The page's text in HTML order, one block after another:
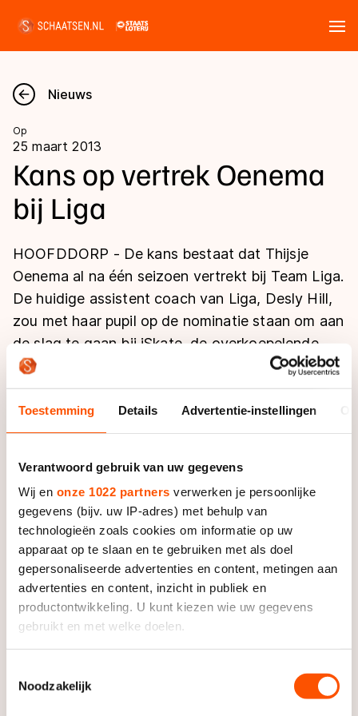
Toestemming Details Advertentie-instellingen
Verantwoord gebruik van uw gegevens
Wij en onze 1022 partners verwerken je persoonlijke
gegevens (bijv. uw IP-adres) met behulp van
technologieën zoals cookies om informatie op uw
apparaat op te slaan en te gebruiken met als doel
gepersonaliseerde advertenties en content, metingen aan
advertenties en content, inzicht in publiek en
productontwikkeling. U kunt kiezen wie uw gegevens
gebruikt en met welke doelen.
Informatie verzamelen over uw geografische locatie,
Noodzakelijk
Nieuws
Kalender
Disciplines
Langebaan
Shorttrack
Inlineskaten
Kunstschaatsen
Schoonrijden
Natuurijs
Uitslagen
Langebaan
Shorttrack
Kunstschaatsen
Tijden & historie
Ranglijsten Langebaan
Persoonlijke records & tijden
Historie & statistiek
De weg op
Waar kan ik schaatsen en skaten?
Schaatsfans
Evenementen
Tickets
Livestreams
Word schaatsfan!
Winacties
Olympische Spelen
Olympische Spelen
Medaille overzicht
Medaillespiegel
Olympische uitslagen
Van Jong tot Goud verhalen
Nieuws
Op
25 maart 2013
Kans op vertrek Oenema
bij Liga
HOOFDDORP - De kans bestaat dat Thijsje
Oenema al na één seizoen vertrekt bij Team Liga.
De huidige assistent coach van Liga, Desly Hill,
zou met haar pupil op de nominatie staan om aan
de slag te gaan bij iSkate, de overkoepelende
organisatie van de schaatsacademie Groningen,
Team Anker en Beslist.nl.